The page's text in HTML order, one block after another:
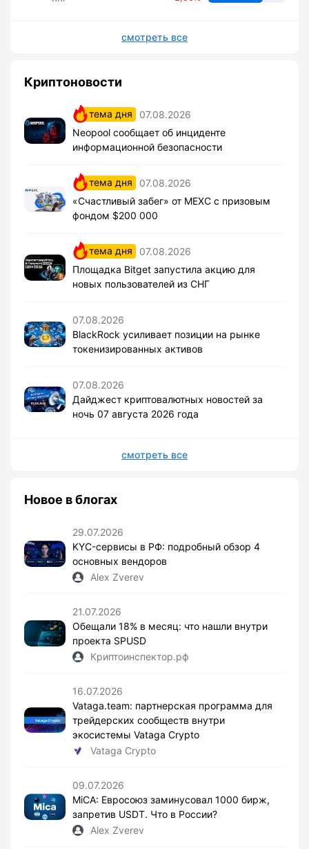
смотреть все
Криптоновости
тема дня
07.08.2026
Neopool сообщает об инциденте
информационной безопасности
тема дня
07.08.2026
«Счастливый забег» от MEXC с призовым
фондом $200 000
тема дня
07.08.2026
Площадка Bitget запустила акцию для
новых пользователей из СНГ
07.08.2026
BlackRock усиливает позиции на рынке
токенизированных активов
07.08.2026
Дайджест криптовалютных новостей за
ночь 07 августа 2026 года
смотреть все
Новое в блогах
29.07.2026
KYC-сервисы в РФ: подробный обзор 4
основных вендоров
Alex Zverev
21.07.2026
Обещали 18% в месяц: что нашли внутри
проекта SPUSD
Криптоинспектор.рф
16.07.2026
Vataga.team: партнерская программа для
трейдерских сообществ внутри
экосистемы Vataga Crypto
Vataga Crypto
09.07.2026
MiCA: Евросоюз заминусовал 1000 бирж,
запретив USDT. Что в России?
Alex Zverev